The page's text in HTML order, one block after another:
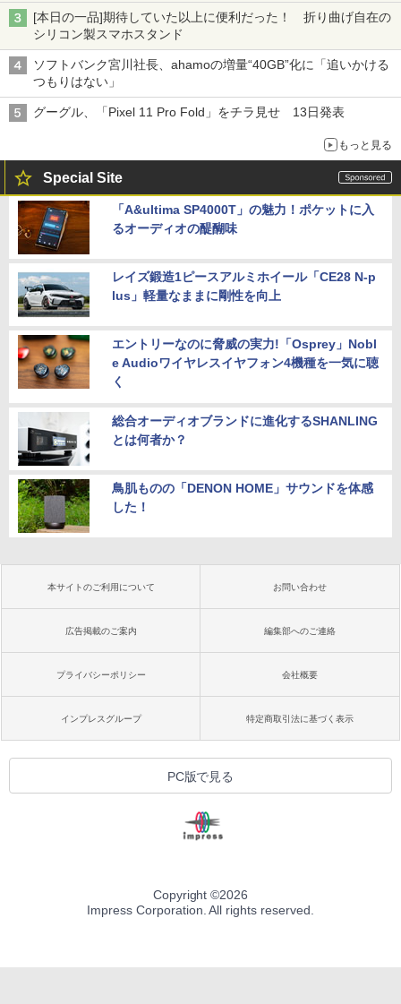
[本日の一品]期待していた以上に便利だった！ 折り曲げ自在の
シリコン製スマホスタンド
ソフトバンク宮川社長、ahamoの増量“40GB”化に「追いかける
つもりはない」
グーグル、「Pixel 11 Pro Fold」をチラ見せ 13日発表
もっと見る
Special Site
「A&ultima SP4000T」の魅力！ポケットに入
るオーディオの醍醐味
レイズ鍛造1ピースアルミホイール「CE28 N-p
lus」軽量なままに剛性を向上
エントリーなのに脅威の実力!「Osprey」Nobl
e Audioワイヤレスイヤフォン4機種を一気に聴
く
総合オーディオブランドに進化するSHANLING
とは何者か？
鳥肌ものの「DENON HOME」サウンドを体感
した！
本サイトのご利用について お問い合わせ
広告掲載のご案内 編集部へのご連絡
プライバシーポリシー 会社概要
インプレスグループ 特定商取引法に基づく表示
PC版で見る
Copyright ©2026
Impress Corporation. All rights reserved.